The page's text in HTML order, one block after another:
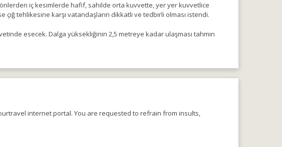
iç kesimlerde hafif, sahilde orta kuvvette, yer yer kuvvetlice
tehlikesine karşı vatandaşların dikkatli ve tedbirli olması istendi.
esecek. Dalga yüksekliğinin 2,5 metreye kadar ulaşması tahmin
internet portal. You are requested to refrain from insults,